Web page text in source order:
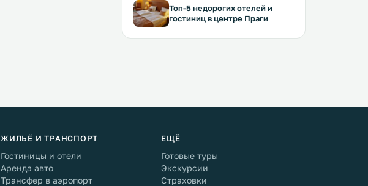
Топ-5 недорогих отелей и
гостиниц в центре Праги
ЖИЛЬЁ И ТРАНСПОРТ
Гостиницы и отели
Аренда авто
Трансфер в аэропорт
ЕЩЁ
Готовые туры
Экскурсии
Страховки